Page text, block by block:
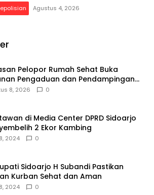
Agustus 4, 2026
Pelopor Rumah Sehat Buka
Pengaduan dan Pendampingan
NAPZA 24 Jam
8, 2026 0
di Media Center DPRD Sidoarjo
2 Ekor Kambing
2024 0
Sidoarjo H Subandi Pastikan
Kurban Sehat dan Aman
2024 0